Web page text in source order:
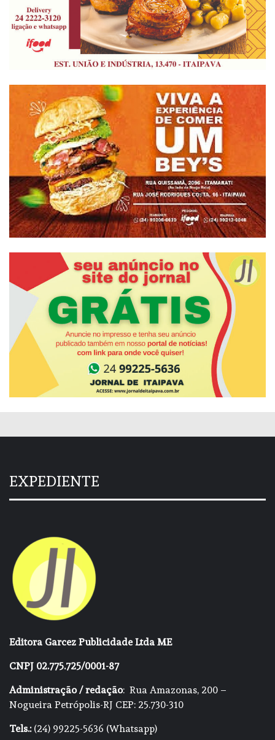
EXPEDIENTE
Editora Garcez Publicidade Ltda ME
CNPJ 02.775.725/0001-87
Administração / redação: Rua Amazonas, 200 –
Nogueira Petrópolis-RJ CEP: 25.730-310
Tels.:(24) 99225-5636 (Whatsapp)